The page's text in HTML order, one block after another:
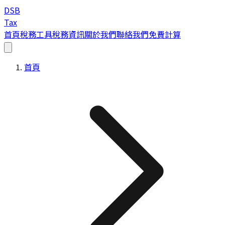
DSB
Tax
首頁稅務工具稅務資訊關於我們聯絡我們免費計算
首頁